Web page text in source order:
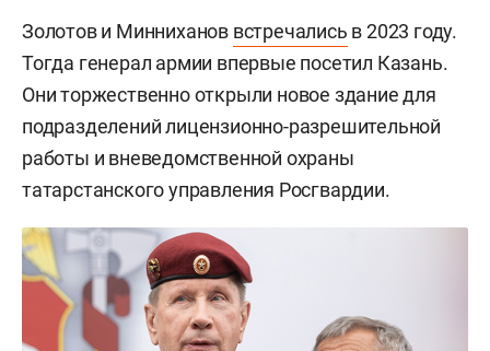
Золотов и Минниханов встречались в 2023 году.
Тогда генерал армии впервые посетил Казань.
Они торжественно открыли новое здание для
подразделений лицензионно-разрешительной
работы и вневедомственной охраны
татарстанского управления Росгвардии.